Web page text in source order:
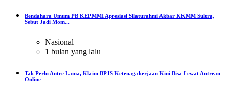
Bendahara Umum PB KEPMMI Apresiasi Silaturahmi Akbar KKMM Sultra,
Sebut Jadi Mom...
Nasional
1 bulan yang lalu
Tak Perlu Antre Lama, Klaim BPJS Ketenagakerjaan Kini Bisa Lewat Antrean
Online